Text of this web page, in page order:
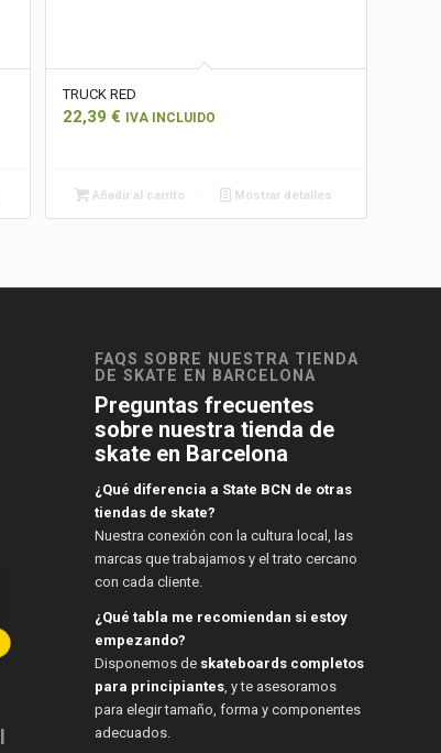
TRUCK RED
22,39 € IVA INCLUIDO
Añadir al carrito Mostrar detalles
FAQS SOBRE NUESTRA TIENDA
DE SKATE EN BARCELONA
Preguntas frecuentes
sobre nuestra tienda de
skate en Barcelona
¿Qué diferencia a State BCN de otras
tiendas de skate?
Nuestra conexión con la cultura local, las
marcas que trabajamos y el trato cercano
con cada cliente.
¿Qué tabla me recomiendan si estoy
empezando?
Disponemos de skateboards completos
para principiantes, y te asesoramos
para elegir tamaño, forma y componentes
adecuados.